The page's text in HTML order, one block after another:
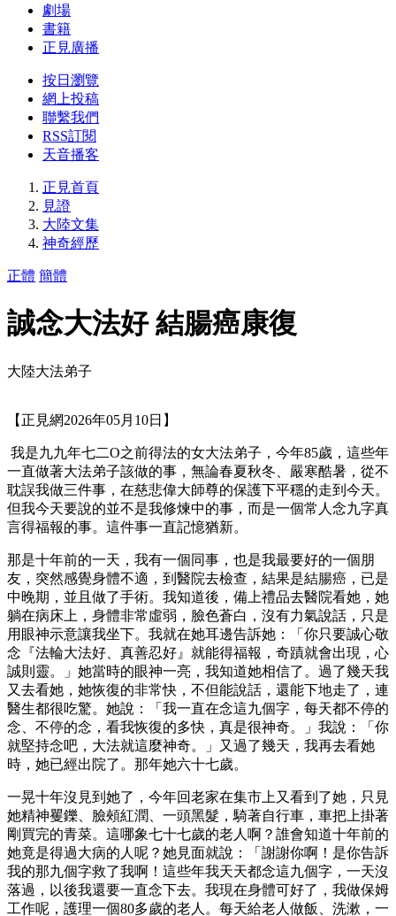
劇場
書籍
正見廣播
按日瀏覽
網上投稿
聯繫我們
RSS訂閱
天音播客
正見首頁
見證
大陸文集
神奇經歷
正體 簡體
誠念大法好 結腸癌康復
大陸大法弟子
【正見網2026年05月10日】
我是九九年七二O之前得法的女大法弟子，今年85歲，這些年
一直做著大法弟子該做的事，無論春夏秋冬、嚴寒酷暑，從不
耽誤我做三件事，在慈悲偉大師尊的保護下平穩的走到今天。
但我今天要說的並不是我修煉中的事，而是一個常人念九字真
言得福報的事。這件事一直記憶猶新。
那是十年前的一天，我有一個同事，也是我最要好的一個朋
友，突然感覺身體不適，到醫院去檢查，結果是結腸癌，已是
中晚期，並且做了手術。我知道後，備上禮品去醫院看她，她
躺在病床上，身體非常虛弱，臉色蒼白，沒有力氣說話，只是
用眼神示意讓我坐下。我就在她耳邊告訴她：「你只要誠心敬
念『法輪大法好、真善忍好』就能得福報，奇蹟就會出現，心
誠則靈。」她當時的眼神一亮，我知道她相信了。過了幾天我
又去看她，她恢復的非常快，不但能說話，還能下地走了，連
醫生都很吃驚。她說：「我一直在念這九個字，每天都不停的
念、不停的念，看我恢復的多快，真是很神奇。」我說：「你
就堅持念吧，大法就這麼神奇。」又過了幾天，我再去看她
時，她已經出院了。那年她六十七歲。
一晃十年沒見到她了，今年回老家在集市上又看到了她，只見
她精神矍鑠、臉頰紅潤、一頭黑髮，騎著自行車，車把上掛著
剛買完的青菜。這哪象七十七歲的老人啊？誰會知道十年前的
她竟是得過大病的人呢？她見面就說：「謝謝你啊！是你告訴
我的那九個字救了我啊！這些年我天天都念這九個字，一天沒
落過，以後我還要一直念下去。我現在身體可好了，我做保姆
工作呢，護理一個80多歲的老人。每天給老人做飯、洗漱，一